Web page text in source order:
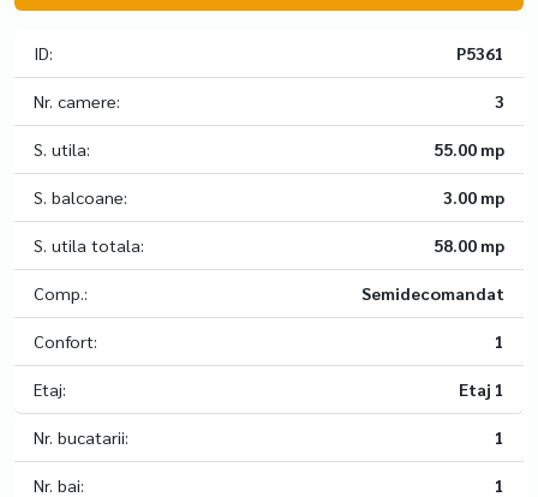
ID: P5361
Nr. camere: 3
S. utila: 55.00 mp
S. balcoane: 3.00 mp
S. utila totala: 58.00 mp
Comp.: Semidecomandat
Confort: 1
Etaj: Etaj 1
Nr. bucatarii: 1
Nr. bai: 1